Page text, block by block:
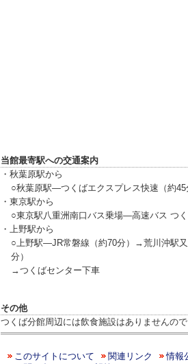
当館最寄駅への交通案内
・秋葉原駅から
○秋葉原駅―つくばエクスプレス快速（約
・東京駅から
○東京駅八重洲南口バス乗場―高速バス つ
・上野駅から
○上野駅―JR常磐線（約70分）→荒川沖駅
分）
→つくばセンター下車
その他
つくば分館周辺には飲食施設はありませんの
このサイトについて
関連リンク 情報